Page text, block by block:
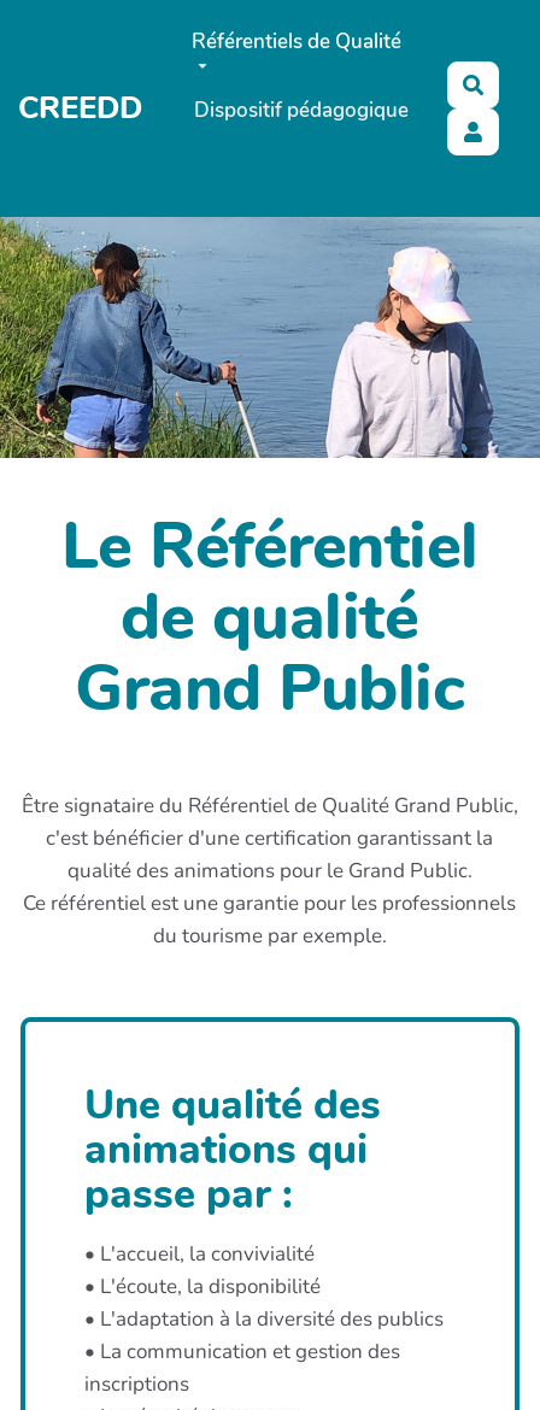
Aller au contenu principal
CREEDD
Référentiels de Qualité
Dispositif pédagogique
Le Référentiel
de qualité
Grand Public
Être signataire du Référentiel de Qualité Grand Public,
c'est bénéficier d'une certification garantissant la
qualité des animations pour le Grand Public.
Ce référentiel est une garantie pour les professionnels
du tourisme par exemple.
Une qualité des
animations qui
passe par :
• L'accueil, la convivialité
• L'écoute, la disponibilité
• L'adaptation à la diversité des publics
• La communication et gestion des
inscriptions